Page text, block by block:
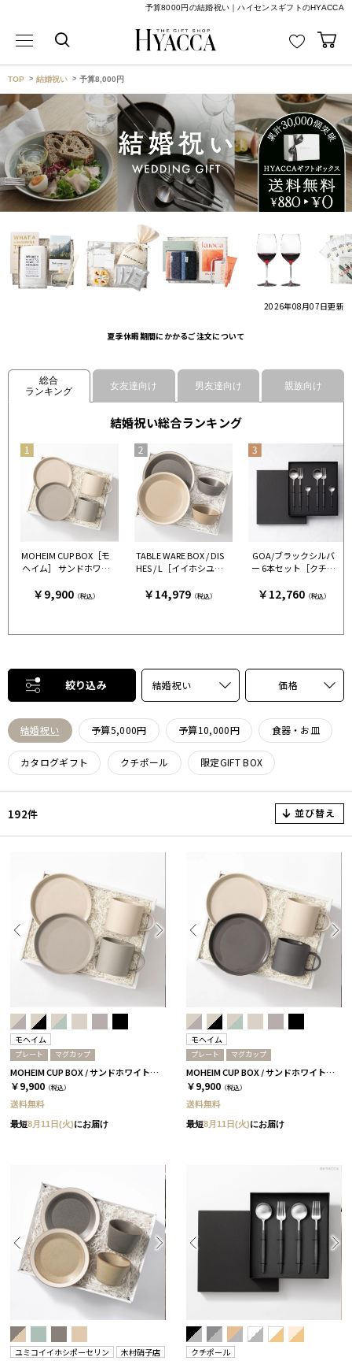
予算8000円の結婚祝い｜ハイセンスギフトのHYACCA
TOP 結婚祝い 予算8,000円
2026年08月07日更新
夏季休暇期間にかかるご注文について
総合
ランキング
女友達向け 男友達向け 親族向け
結婚祝い総合ランキング
MOHEIM CUP BOX［モ
ヘイム］ サンドホワイ
ム］
￥9,900（税込）
TABLE WARE BOX / DIS
HES / L［イイホシユミ
ー＆ベージュ［イイホ
￥14,979（税込）
GOA/ブラックシルバ
ー 6本セット［クチポ
￥12,760（税込）
絞り込み 結婚祝い 価格
結婚祝い 予算5,000円 予算10,000円 食器・お皿
カタログギフト クチポール 限定GIFT BOX
192件 並び替え
モヘイム
プレート マグカップ
MOHEIM CUP BOX / サンドホワイト＆グレー［モヘイム］
￥9,900 （税込）
送料無料
最短8月11日(火)にお届け
モヘイム
プレート マグカップ
MOHEIM CUP BOX / サンドホワイト＆ブラック［モヘイム］
￥9,900 （税込）
送料無料
最短8月11日(火)にお届け
ユミコイイホシポーセリン 木村硝子店 クチポール